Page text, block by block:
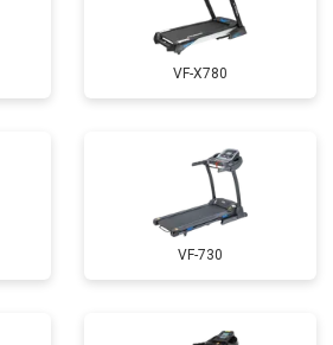
VF-X780
VF-730